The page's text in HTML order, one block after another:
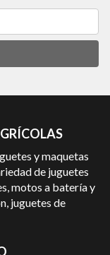
y maquetas
de juguetes
motos a batería y
juguetes de